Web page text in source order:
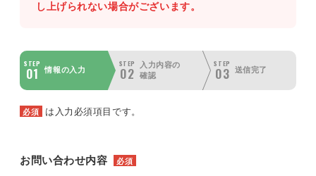
し上げられない場合がございます。
STEP
01 情報の入力
STEP
02
入力内容の
確認
STEP
03 送信完了
必須 は入力必須項目です。
お問い合わせ内容 必須